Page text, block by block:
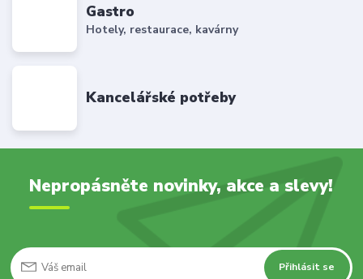
Gastro
Hotely, restaurace, kavárny
Kancelářské potřeby
Nepropásněte novinky, akce a slevy!
Přihlásit se